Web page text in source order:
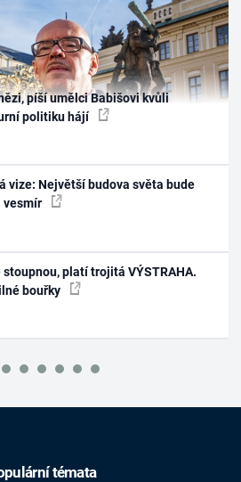
píší umělci Babišovi kvůli
politiku hájí
vize: Největší budova světa bude
vesmír
platí trojitá VÝSTRAHA.
bouřky
témata